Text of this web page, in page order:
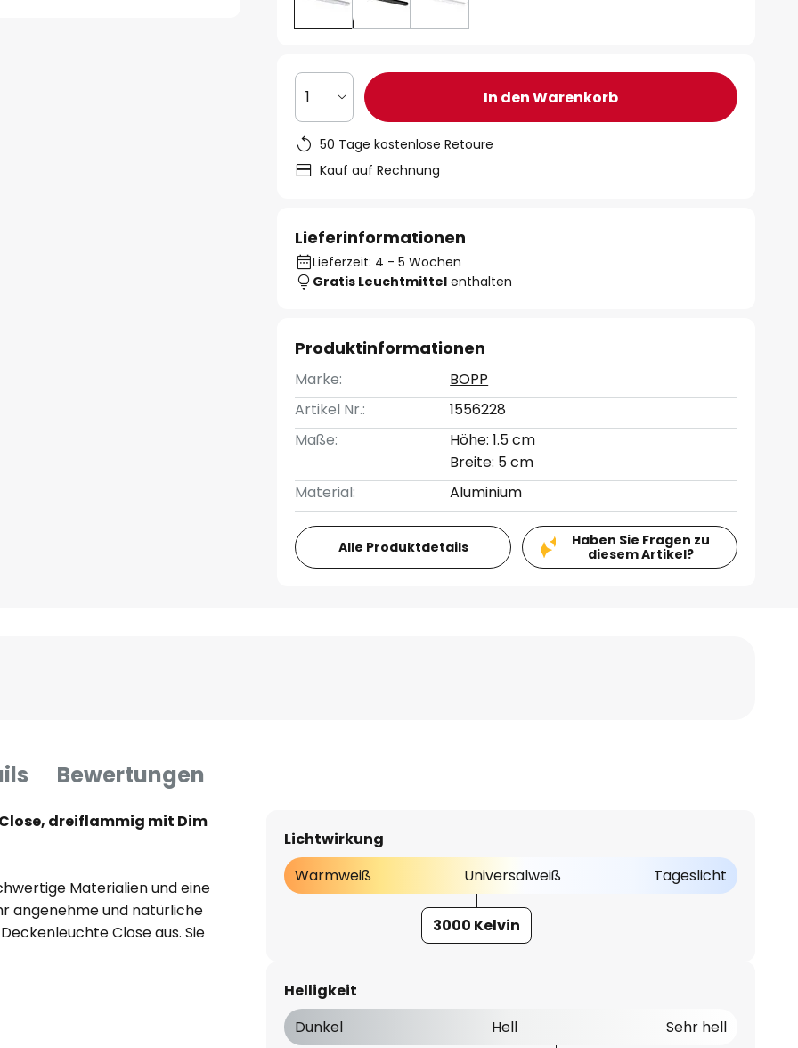
1 In den Warenkorb
50 Tage kostenlose Retoure
Kauf auf Rechnung
Lieferinformationen
Lieferzeit: 4 - 5 Wochen
Gratis Leuchtmittel enthalten
Produktinformationen
Marke:
BOPP
Artikel Nr.:
1556228
Maße:
Höhe: 1.5 cm
Breite: 5 cm
Material:
Aluminium
Alle Produktdetails
Haben Sie Fragen zu
diesem Artikel?
Bewertungen
dreiflammig mit Dim
Materialien und eine
angenehme und natürliche
Close aus. Sie
und flach gehaltenen
in den runden
Lichtwirkung
Warmweiß
Universalweiß Tageslicht
3000 Kelvin
Helligkeit
Dunkel
Hell Sehr hell